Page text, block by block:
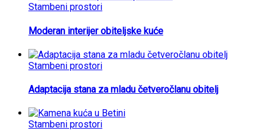
Stambeni prostori
Moderan interijer obiteljske kuće
Stambeni prostori
Adaptacija stana za mladu četveročlanu obitelj
Stambeni prostori